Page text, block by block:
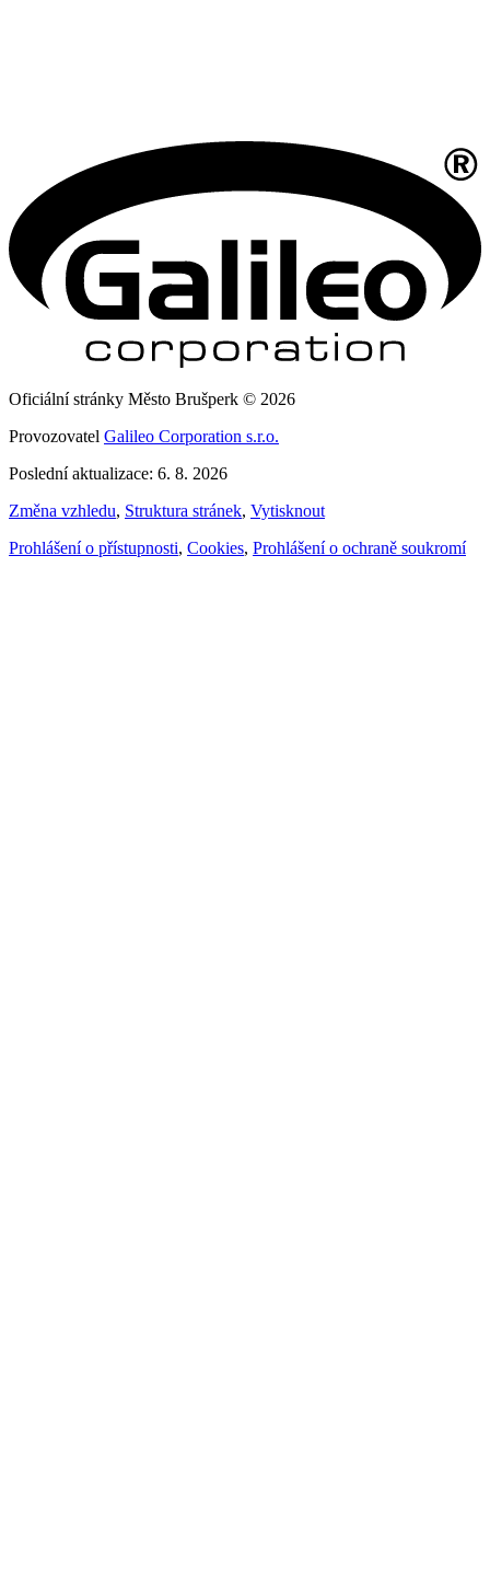
Oficiální stránky Město Brušperk © 2026
Provozovatel Galileo Corporation s.r.o.
Poslední aktualizace: 6. 8. 2026
Změna vzhledu, Struktura stránek, Vytisknout
Prohlášení o přístupnosti, Cookies, Prohlášení o ochraně soukromí